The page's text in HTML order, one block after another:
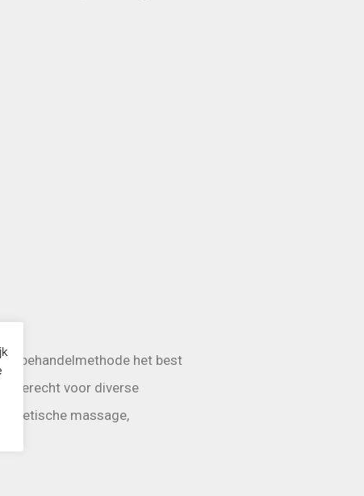
behandelmethode het best
je terecht voor diverse
massage,